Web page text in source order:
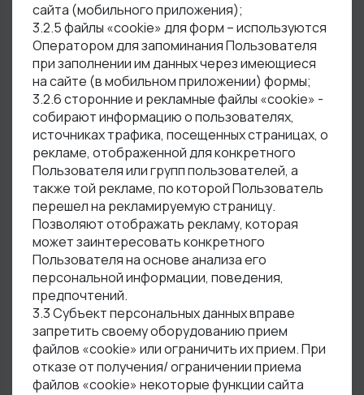
сайта (мобильного приложения);
3.2.5 файлы «cookie» для форм – используются
Оператором для запоминания Пользователя
при заполнении им данных через имеющиеся
на сайте (в мобильном приложении) формы;
3.2.6 сторонние и рекламные файлы «cookiе» -
собирают информацию о пользователях,
источниках трафика, посещенных страницах, о
рекламе, отображенной для конкретного
Пользователя или групп пользователей, а
также той рекламе, по которой Пользователь
перешел на рекламируемую страницу.
Позволяют отображать рекламу, которая
может заинтересовать конкретного
Пользователя на основе анализа его
персональной информации, поведения,
предпочтений.
3.3 Субъект персональных данных вправе
запретить своему оборудованию прием
файлов «cookiе» или ограничить их прием. При
отказе от получения/ ограничении приема
файлов «cookiе» некоторые функции сайта